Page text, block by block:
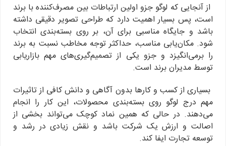
از آنجایی که لوگو جزو اولین ارتباطات بین مصرف‌کننده با برند
است، پس بسیار اهمیت دارد که طراحی تصویر دقیقی داشته
باشد و جایگاه مناسبی برای آن، بر روی بسته‌بندی انتخاب
شود. مکان‌یابی مناسب، حداکثر توجه مخاطب نسبت به برند
را برمی‌انگیزد و جزو یکی از تصمیم‌گیری‌های مهم بازاریابی
توسط مدیران برند است.
بسیاری از کسب و کارها بدون آگاهی و دانش کافی از تاثیرات
مهم درج لوگو روی بسته‌بندی محصولات، این کار را انجام
می‌دهند. در حالی که همین نماد کوچک می‌تواند بخشی از
اصالت و ارزش یک شرکت باشد و نقش زیادی در رشد و
توسعه تجارت ایفا کند.